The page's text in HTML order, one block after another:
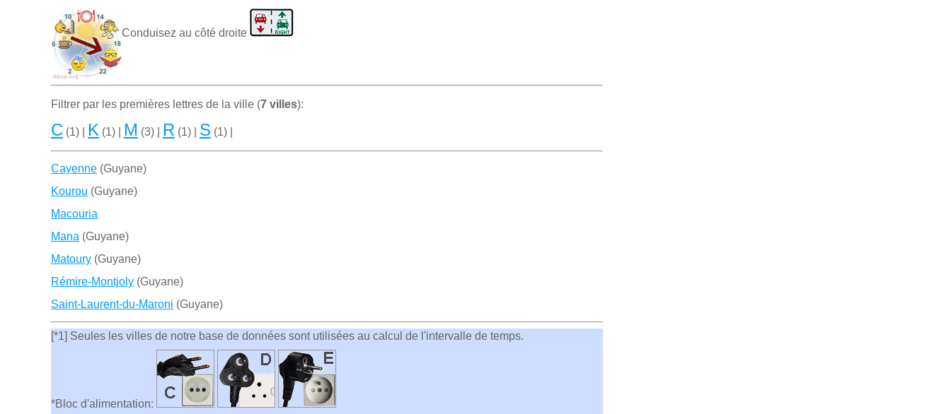
Conduisez au côté droite
Filtrer par les premiѐres lettres de la ville (7 villes):
C (1) | K (1) | M (3) | R (1) | S (1) |
Cayenne (Guyane)
Kourou (Guyane)
Macouria
Mana (Guyane)
Matoury (Guyane)
Rémire-Montjoly (Guyane)
Saint-Laurent-du-Maroni (Guyane)
[*1] Seules les villes de notre base de données sont utilisées au calcul de l'intervalle de temps.
*Bloc d'alimentation: